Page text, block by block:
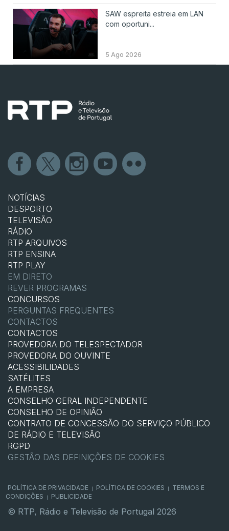
SAW espreita estreia em LAN
com oportuni...
5 Ago 2026
NOTÍCIAS
DESPORTO
TELEVISÃO
RÁDIO
RTP ARQUIVOS
RTP ENSINA
RTP PLAY
EM DIRETO
REVER PROGRAMAS
CONCURSOS
PERGUNTAS FREQUENTES
CONTACTOS
CONTACTOS
PROVEDORA DO TELESPECTADOR
PROVEDORA DO OUVINTE
ACESSIBILIDADES
SATÉLITES
A EMPRESA
CONSELHO GERAL INDEPENDENTE
CONSELHO DE OPINIÃO
CONTRATO DE CONCESSÃO DO SERVIÇO PÚBLICO
DE RÁDIO E TELEVISÃO
RGPD
GESTÃO DAS DEFINIÇÕES DE COOKIES
POLÍTICA DE PRIVACIDADE POLÍTICA DE COOKIES
TERMOS E
CONDIÇÕES
PUBLICIDADE
© RTP, Rádio e Televisão de Portugal 2026